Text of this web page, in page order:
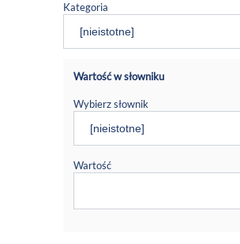
Kategoria
Wartość w słowniku
Wybierz słownik
Wartość